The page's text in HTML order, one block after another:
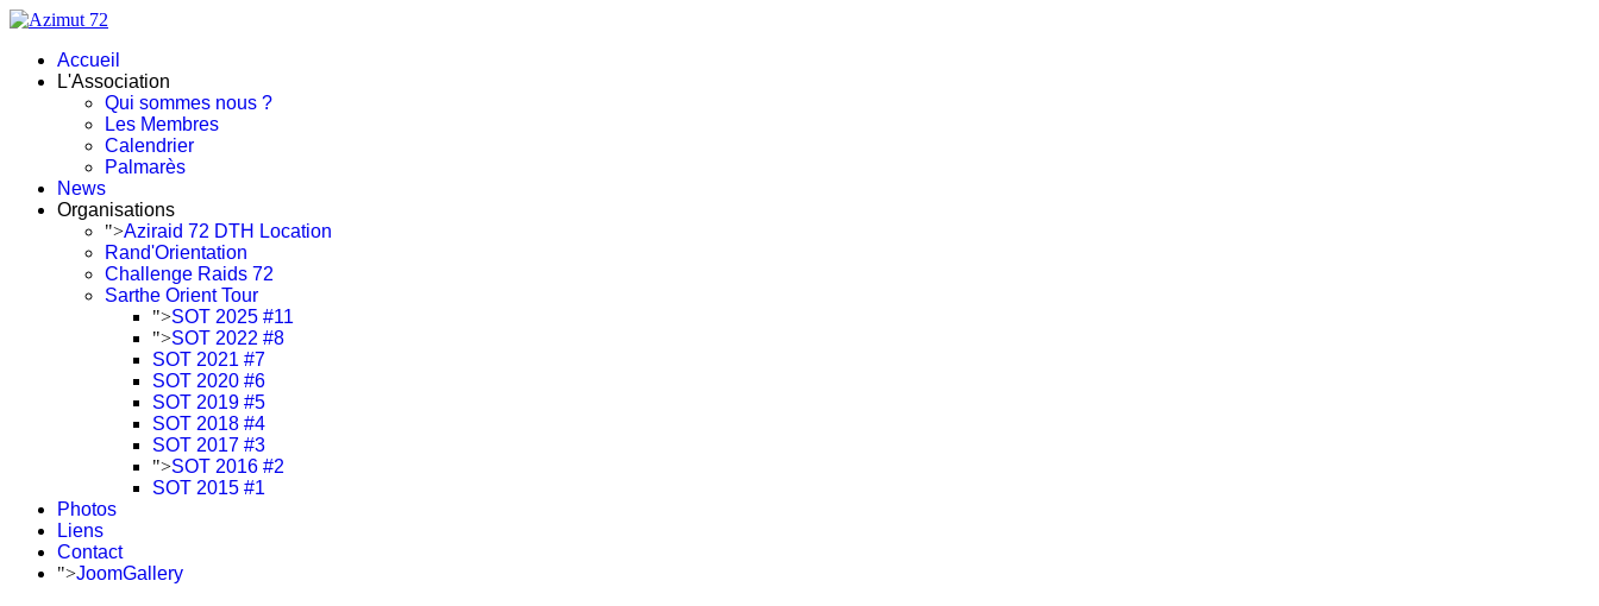
Accueil
L'Association
Qui sommes nous ?
Les Membres
Calendrier
Palmarès
News
Organisations
">Aziraid 72 DTH Location
Rand'Orientation
Challenge Raids 72
Sarthe Orient Tour
">SOT 2025 #11
">SOT 2022 #8
SOT 2021 #7
SOT 2020 #6
SOT 2019 #5
SOT 2018 #4
SOT 2017 #3
">SOT 2016 #2
SOT 2015 #1
Photos
Liens
Contact
">JoomGallery